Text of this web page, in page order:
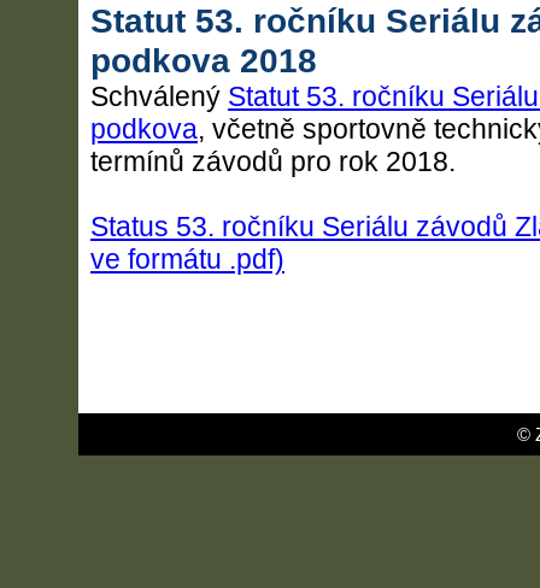
Statut 53. ročníku Seriálu
podkova 2018
Schválený Statut 53. ročníku
podkova, včetně sportovně
termínů závodů pro rok 2018.
Status 53. ročníku Seriálu závodů
ve formátu .pdf)
©